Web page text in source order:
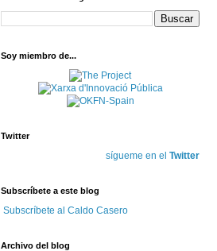
Soy miembro de...
Twitter
sígueme en el Twitter
Subscríbete a este blog
Subscríbete al Caldo Casero
Archivo del blog